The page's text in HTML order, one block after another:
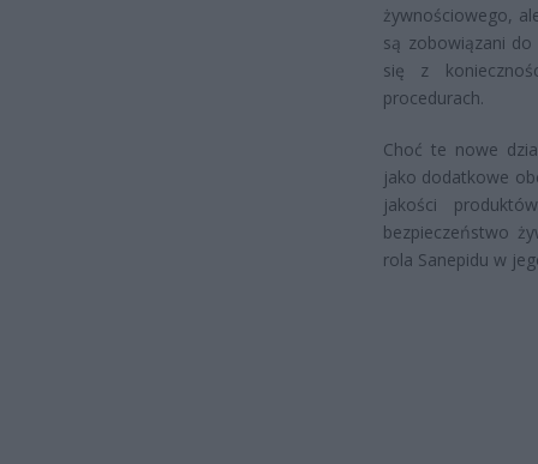
żywnościowego,
są zobowiązani
się z
procedurach.
Choć te nowe
jako dodatkowe
jakości
bezpieczeństwo
rola Sanepidu w